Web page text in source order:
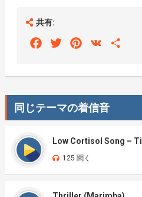
共有:
FacebookTwitterPinterest
VK
同じテーマの着信音
Low Cortisol Song –
125 聞く